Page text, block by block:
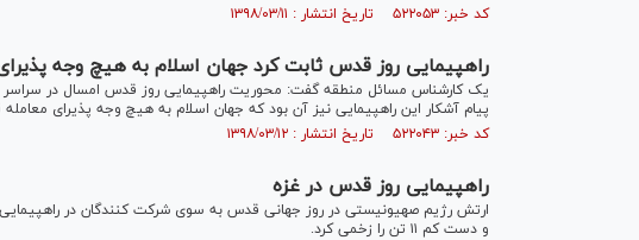
کد خبر: ۵۲۲۰۵۳ تاریخ انتشار : ۱۳۹۸/۰۳/۱۱
راهپیمایی روز قدس ثابت کرد جهان اسلام به هیچ وجه
یک کارشناس مسائل منطقه گفت: محوریت راهپیمایی روز قدس امسال در سراسر
پیام آشکار این راهپیمایی نیز آن بود که جهان اسلام به هیچ وجه پذیرای
کد خبر: ۵۲۲۰۴۳ تاریخ انتشار : ۱۳۹۸/۰۳/۱۲
راهپیمایی روز قدس در غزه
ارتش رژیم صهیونیستی در روز جهانی قدس به سوی شرکت کنندگان در
و دست کم ۱۱ تن را زخمی کرد.